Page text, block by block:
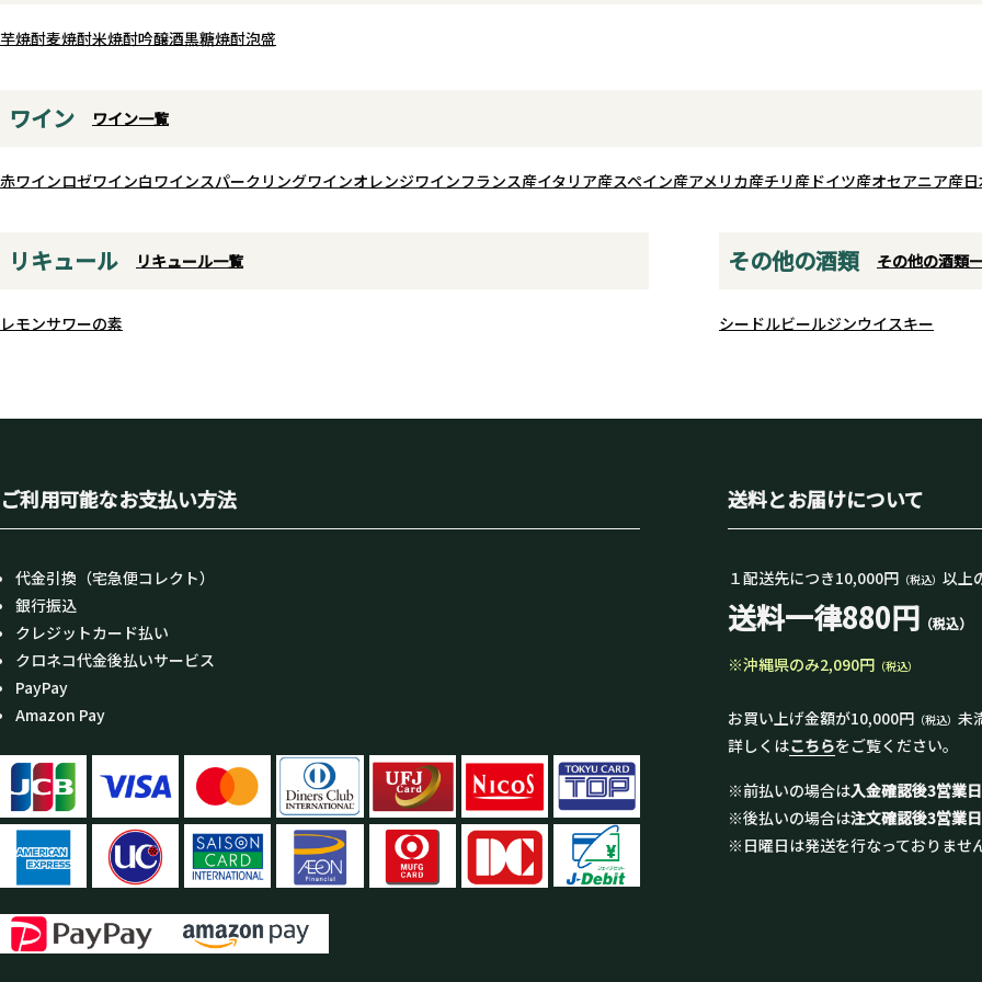
い日も、特別な気分で楽しめる大人
芋焼酎麦焼酎米焼酎吟醸酒黒糖焼酎泡盛
ワイン ワイン一覧
赤ワインロゼワイン白ワインスパークリングワインオレンジワインフランス産イタリア産スペイン産アメリカ産チリ産 ドイツ産オセアニア産
リキュール リキュール一覧
レモンサワーの素
その他の酒類 その他の酒類
シードルビールジンウイスキー
ご利用可能なお支払い方法
代金引換（宅急便コレクト）
銀行振込
クレジットカード払い
クロネコ代金後払いサービス
PayPay
Amazon Pay
送料とお届けについて
１配送先につき10,000円 （税込） 以上
送料一律880円 （税込）
※沖縄県のみ2,090円 （税込）
お買い上げ金額が10,000円 （税込） 未
詳しくはこちらをご覧ください。
※前払いの場合は入金確認後3営業
※後払いの場合は注文確認後3営業
※日曜日は発送を行なっておりません